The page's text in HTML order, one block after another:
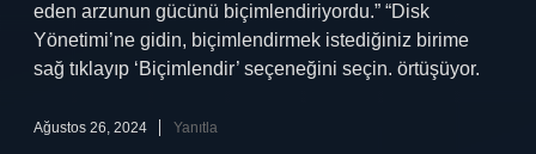
eden arzunun gücünü biçimlendiriyordu.” “Disk
Yönetimi’ne gidin, biçimlendirmek istediğiniz birime
sağ tıklayıp ‘Biçimlendir’ seçeneğini seçin. örtüşüyor.
Ağustos 26, 2024 Yanıtla